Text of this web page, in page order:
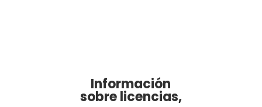
Información
sobre licencias,